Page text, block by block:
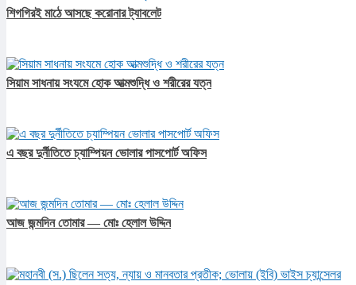
শিগগিরই মাঠে আসছে করোনার ট্যাবলেট
সিয়াম সাধনায় সংযমে হোক আত্মশুদ্ধি ও শরীরের যত্ন
এ বছর দুর্নীতিতে চ্যাম্পিয়ন ভোলার পাসপোর্ট অফিস
আজ জন্মদিন তোমার — মোঃ হেলাল উদ্দিন